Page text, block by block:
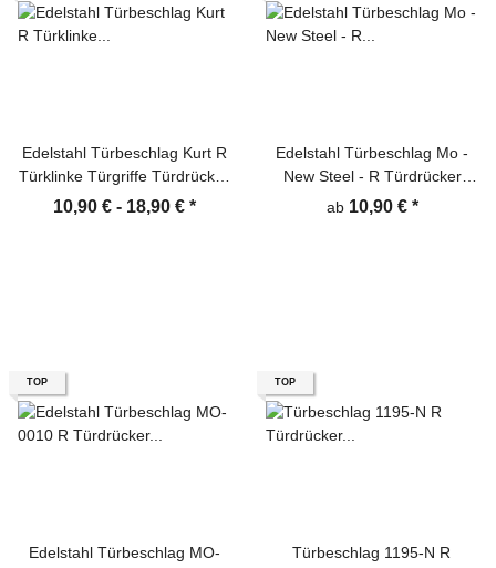
Edelstahl Türbeschlag Kurt R
Türklinke Türgriffe Türdrücker
Türbeschläge
10,90 € - 18,90 € *
Edelstahl Türbeschlag Mo -
New Steel - R Türdrücker
Türgriffe Türklinke
ab 10,90 € *
TOP
Edelstahl Türbeschlag MO-
TOP
Türbeschlag 1195-N R